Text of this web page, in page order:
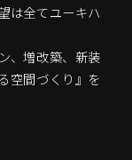
は全てユーキハ
、増改築、新装
空間づくり』を